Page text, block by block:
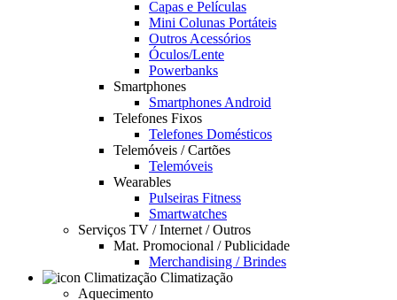
Capas e Películas
Mini Colunas Portáteis
Outros Acessórios
Óculos/Lente
Powerbanks
Smartphones
Smartphones Android
Telefones Fixos
Telefones Domésticos
Telemóveis / Cartões
Telemóveis
Wearables
Pulseiras Fitness
Smartwatches
Serviços TV / Internet / Outros
Mat. Promocional / Publicidade
Merchandising / Brindes
Climatização
Aquecimento